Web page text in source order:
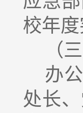
校年
（
办
处长